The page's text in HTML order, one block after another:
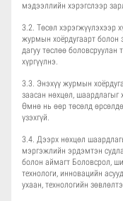
мэдээллийн хэрэгслээр
3.2. Төсөл хэрэгжүүлэхээр
журмын хоёрдугаарт болон
дагуу төслөө боловсруулан
хүргүүлнэ.
3.3. Энэхүү журмын
заасан нөхцөл, шаардлагыг
Өмнө нь өөр төсөлд
үзэхгүй.
3.4. Дээрх нөхцөл
мэргэжлийн эрдэмтэн
болон аймагт Боловсрол,
технологи, инновацийн
ухаан, технологийн